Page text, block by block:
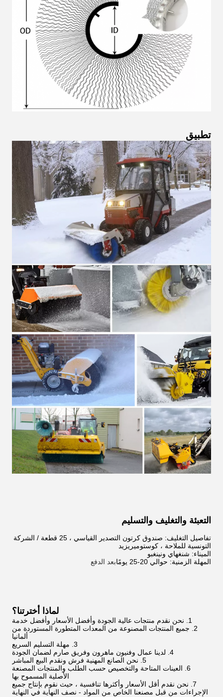
تطبيق
التعبئة والتغليف والتسليم
تفاصيل التغليف: صندوق كرتون التصدير القياسي ، 25 قطعة / الشركة
التونسية للملاحة ، كوستوميريزيد
الميناء: شنغهاي ونينغبو
المهلة الزمنية: حوالي 20-25 يومًا
بعد الدفع
لماذا أخترتنا؟
1. نحن نقدم منتجات عالية الجودة وأفضل الأسعار وأفضل خدمة
2. جميع المنتجات المصنوعة من المعدات المتطورة المستوردة من
ألمانيا
3. مهلة التسليم السريع
4. لدينا عمال وفنيون ماهرون وفريق صارم لضمان الجودة
5. نحن الصانع المهنية فرش ونقدم البيع المباشر
6. العينات المتاحة والتخصيص حسب الطلب والمنتجات المصنعة
الأصلية المسموح بها
7. نحن نقدم أقل الأسعار وأكثرها تنافسية ، حيث نقوم بإنتاج جميع
الإجراءات من قبل مصنعنا الخاص من المواد - نصف النهاية في النهاية